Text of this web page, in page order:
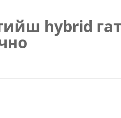
тийш hybrid